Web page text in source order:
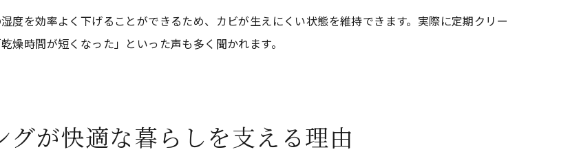
度を効率よく下げることができるため、カビが生えにくい状態を維持できます。実際に定期クリー
時間が短くなった」といった声も多く聞かれます。
が快適な暮らしを支える理由